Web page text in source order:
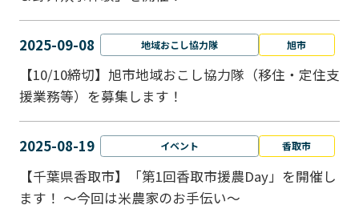
2025-09-08 地域おこし協力隊 旭市
【10/10締切】旭市地域おこし協力隊（移住・定住支
援業務等）を募集します！
2025-08-19 イベント 香取市
【千葉県香取市】「第1回香取市援農Day」を開催し
ます！ ～今回は米農家のお手伝い～